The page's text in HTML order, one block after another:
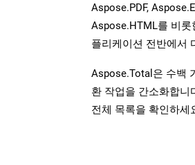
Aspose.PDF,
Aspose.HTML를 비롯
플리케이션 전반에서
Aspose.Total은 수백
환 작업을 간소화합니
전체 목록을 확인하세